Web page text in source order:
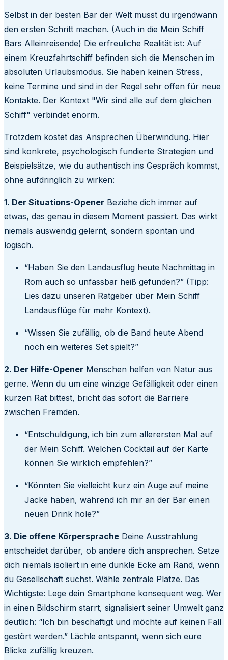
Selbst in der besten Bar der Welt musst du irgendwann
den ersten Schritt machen. (Auch in die Mein Schiff
Bars Alleinreisende) Die erfreuliche Realität ist: Auf
einem Kreuzfahrtschiff befinden sich die Menschen im
absoluten Urlaubsmodus. Sie haben keinen Stress,
keine Termine und sind in der Regel sehr offen für neue
Kontakte. Der Kontext "Wir sind alle auf dem gleichen
Schiff" verbindet enorm.
Trotzdem kostet das Ansprechen Überwindung. Hier
sind konkrete, psychologisch fundierte Strategien und
Beispielsätze, wie du authentisch ins Gespräch kommst,
ohne aufdringlich zu wirken:
1. Der Situations-Opener Beziehe dich immer auf
etwas, das genau in diesem Moment passiert. Das wirkt
niemals auswendig gelernt, sondern spontan und
logisch.
“Haben Sie den Landausflug heute Nachmittag in
Rom auch so unfassbar heiß gefunden?” (Tipp:
Lies dazu unseren Ratgeber über Mein Schiff
Landausflüge für mehr Kontext).
“Wissen Sie zufällig, ob die Band heute Abend
noch ein weiteres Set spielt?”
2. Der Hilfe-Opener Menschen helfen von Natur aus
gerne. Wenn du um eine winzige Gefälligkeit oder einen
kurzen Rat bittest, bricht das sofort die Barriere
zwischen Fremden.
“Entschuldigung, ich bin zum allerersten Mal auf
der Mein Schiff. Welchen Cocktail auf der Karte
können Sie wirklich empfehlen?”
“Könnten Sie vielleicht kurz ein Auge auf meine
Jacke haben, während ich mir an der Bar einen
neuen Drink hole?”
3. Die offene Körpersprache Deine Ausstrahlung
entscheidet darüber, ob andere dich ansprechen. Setze
dich niemals isoliert in eine dunkle Ecke am Rand, wenn
du Gesellschaft suchst. Wähle zentrale Plätze. Das
Wichtigste: Lege dein Smartphone konsequent weg. Wer
in einen Bildschirm starrt, signalisiert seiner Umwelt ganz
deutlich: “Ich bin beschäftigt und möchte auf keinen Fall
gestört werden.” Lächle entspannt, wenn sich eure
Blicke zufällig kreuzen.